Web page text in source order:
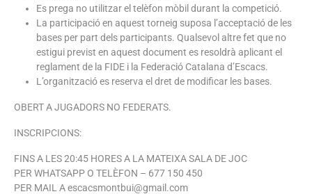
Es prega no utilitzar el telèfon mòbil durant la competició.
La participació en aquest torneig suposa l’acceptació de les
bases per part dels participants. Qualsevol altre fet que no
estigui previst en aquest document es resoldrà aplicant el
reglament de la FIDE i la Federació Catalana d’Escacs.
L’organització es reserva el dret de modificar les bases.
OBERT A JUGADORS NO FEDERATS.
INSCRIPCIONS:
FINS A LES 20:45 HORES A LA MATEIXA SALA DE JOC
PER WHATSAPP O TELÈFON – 677 150 450
PER MAIL A escacsmontbui@gmail.com